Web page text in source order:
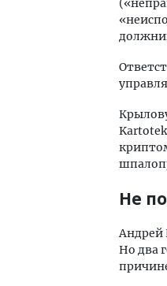
Не
Андрей
Но два